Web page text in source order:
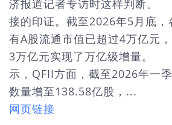
济报道记者专访时这样判断
接的印证。截至2026年5月底
有A股流通市值已超过4万亿元
3万亿元实现了万亿级增量。
示，QFII方面，截至2026年一
数量增至138.58亿股，...
网页链接